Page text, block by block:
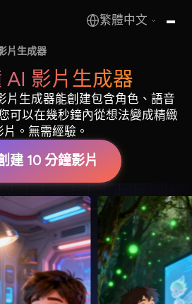
繁體中文
片生成器
AI 影片生成器
片生成器能創建包含角色、語音
可以在幾秒鐘內從想法變成精緻
片。無需經驗。
建 10 分鐘影片